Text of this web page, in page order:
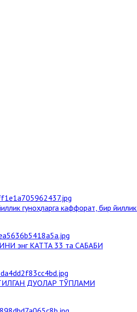
гуноҳларга каффорат, бир йиллик
энг КАТТА 33 та САБАБИ
ДУОЛАР ТЎПЛАМИ